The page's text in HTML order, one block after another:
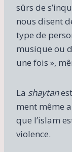
sûrs de
nous disent
type de
musique ou
une fois »,
La shaytan
ment même
que l’islam
violence.